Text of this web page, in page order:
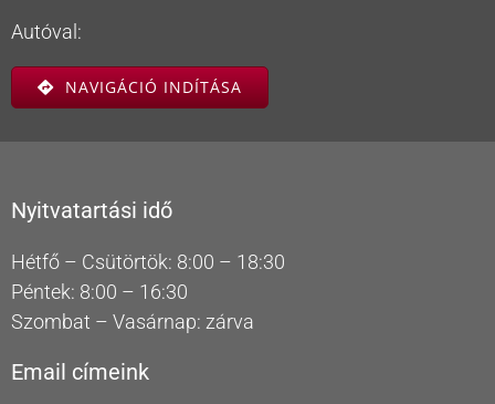
Autóval:
NAVIGÁCIÓ INDÍTÁSA
Nyitvatartási idő
Hétfő – Csütörtök: 8:00 – 18:30
Péntek: 8:00 – 16:30
Szombat – Vasárnap: zárva
Email címeink